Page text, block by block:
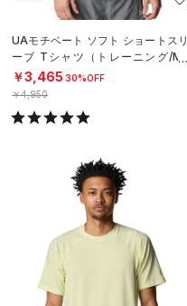
UAモチベート ソフト ショートスリ
ーブ Tシャツ（トレーニング/ME
N）
￥3,465 30%OFF
￥4,950